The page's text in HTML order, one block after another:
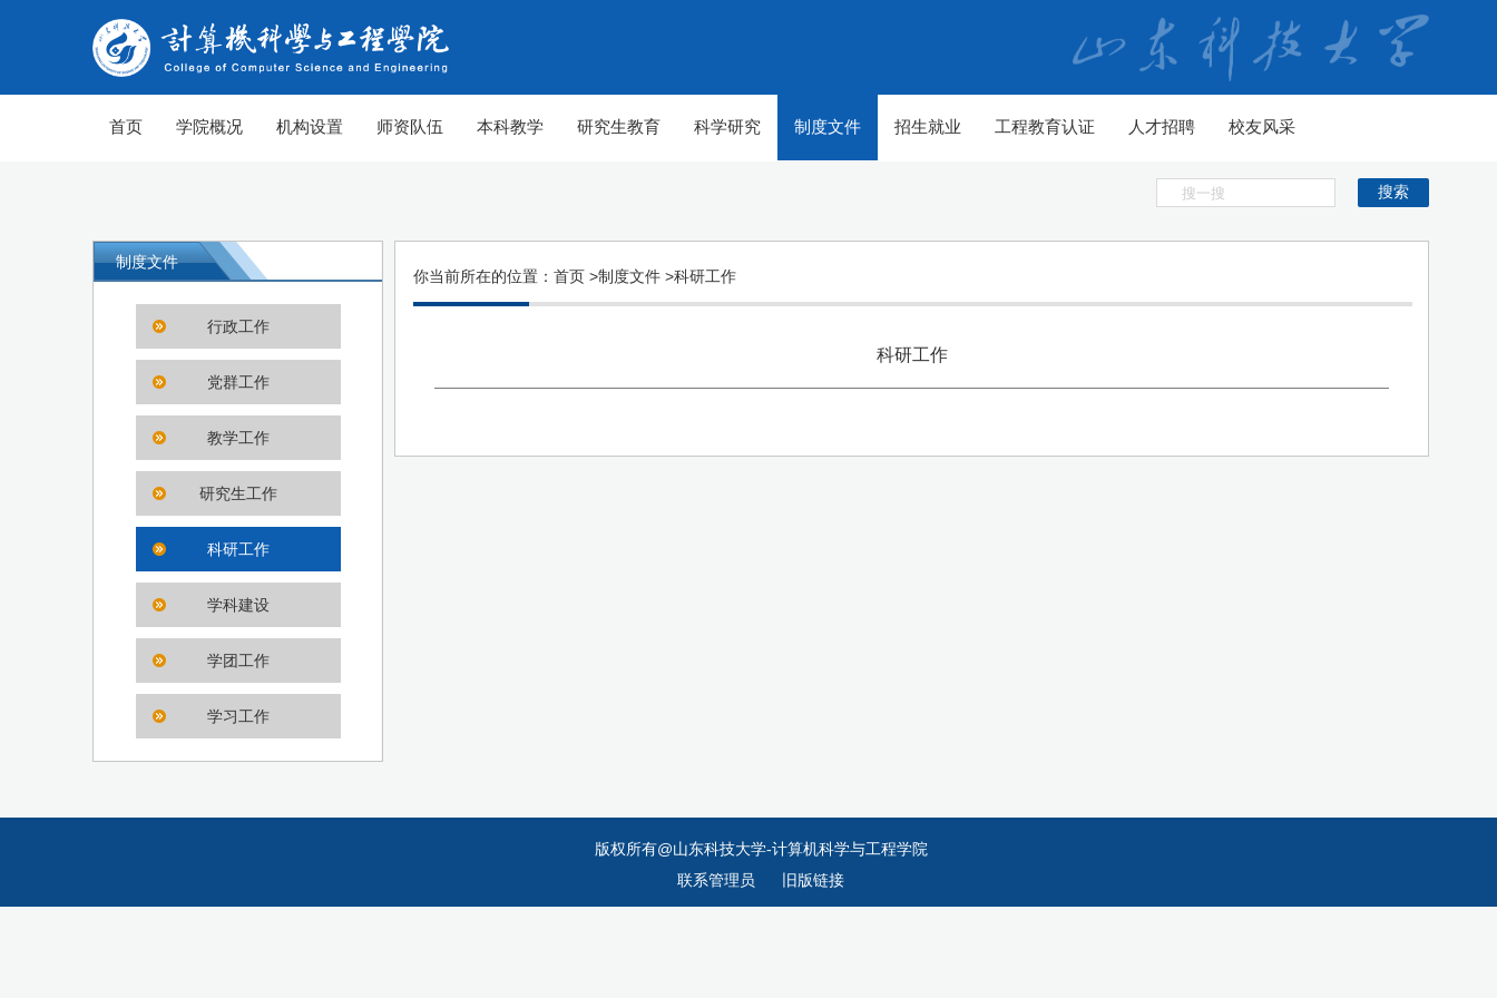
首页 学院概况 机构设置 师资队伍 本科教学 研究生教育 科学研究 制度文件 招生就业 工程教育认证 人才招聘 校友风采
搜索
制度文件
行政工作
党群工作
教学工作
研究生工作
科研工作
学科建设
学团工作
学习工作
你当前所在的位置： 首页 >制度文件 >科研工作
科研工作
版权所有@山东科技大学-计算机科学与工程学院
联系管理员
旧版链接